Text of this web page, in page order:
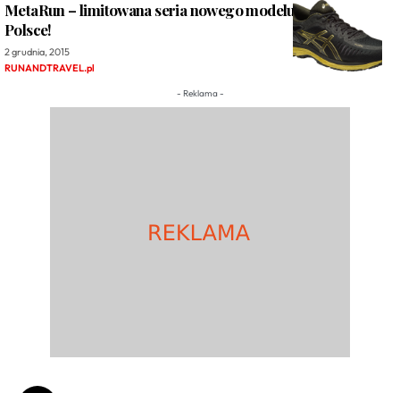
MetaRun – limitowana seria nowego modelu Asics już w
Polsce!
2 grudnia, 2015
RUNANDTRAVEL.pl
- Reklama -